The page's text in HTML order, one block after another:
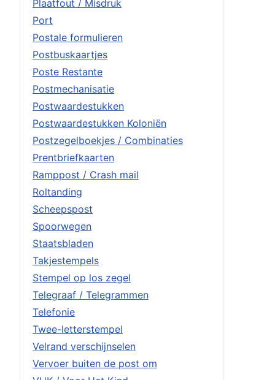
Plaatfout / Misdruk
Port
Postale formulieren
Postbuskaartjes
Poste Restante
Postmechanisatie
Postwaardestukken
Postwaardestukken Koloniën
Postzegelboekjes / Combinaties
Prentbriefkaarten
Ramppost / Crash mail
Roltanding
Scheepspost
Spoorwegen
Staatsbladen
Takjestempels
Stempel op los zegel
Telegraaf / Telegrammen
Telefonie
Twee-letterstempel
Velrand verschijnselen
Vervoer buiten de post om